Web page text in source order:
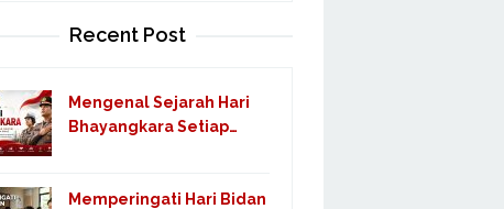
Recent Post
Mengenal Sejarah Hari
Bhayangkara Setiap…
Memperingati Hari Bidan